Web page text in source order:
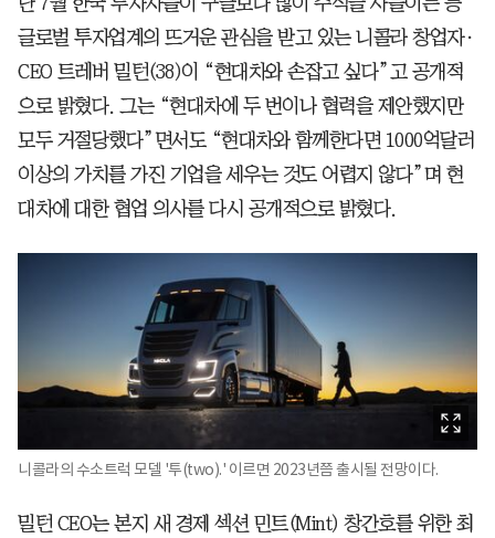
글로벌 투자업계의 뜨거운 관심을 받고 있는 니콜라 창업자·
CEO 트레버 밀턴(38)이 “현대차와 손잡고 싶다”고 공개적
으로 밝혔다. 그는 “현대차에 두 번이나 협력을 제안했지만
모두 거절당했다”면서도 “현대차와 함께한다면 1000억달러
이상의 가치를 가진 기업을 세우는 것도 어렵지 않다”며 현
대차에 대한 협업 의사를 다시 공개적으로 밝혔다.
니콜라의 수소트럭 모델 '투(two).' 이르면 2023년쯤 출시될 전망이다.
밀턴 CEO는 본지 새 경제 섹션 민트(Mint) 창간호를 위한 최